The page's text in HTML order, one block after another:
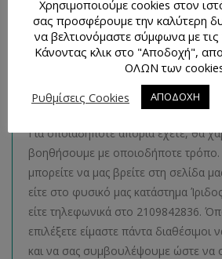
κατηγορίας στο ηλεκτρονικό μας
ακολουθώντας τον σύνδεσμο εδώ.
Τρόποι Επικοινωνίας
Απορίες
Για οποιαδήποτε απορία έχετε, θα
βοηθήσουμε με οποιοδήποτε τρόπο.
μπορείτε να μας βρείτε στη σελίδα
είτε στο φυσικό μας κατάστημα
είτε τηλεφωνικά στο 2109842836.
επιλέξετε είμαστε πάντα
και να σας συμβουλέψουμε ώστε να
Χρησιμοποιούμε cookies στον
σας προσφέρουμε την καλύτερη
να βελτιονόμαστε σύμφωνα με τις
Κάνοντας κλικ στο "Αποδοχή",
ΟΛΩΝ των
Ρυθμίσεις Cookies
ΑΠΟΔΟΧΗ